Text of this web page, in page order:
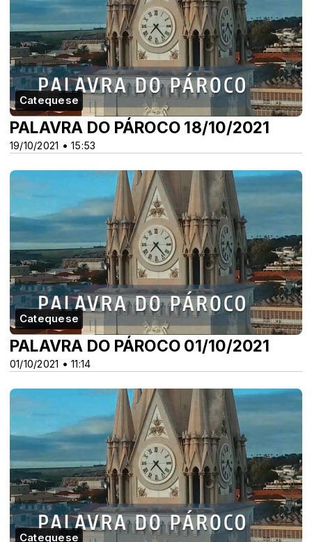
Catequese
19/10/2021 • 15:53
PALAVRA DO PÁROCO 18/10/2021
Catequese
01/10/2021 • 11:14
PALAVRA DO PÁROCO 01/10/2021
Catequese